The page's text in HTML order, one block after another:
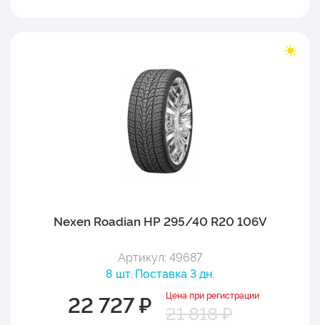
Nexen Roadian HP 295/40 R20 106V
Артикул: 49687
8 шт. Поставка 3 дн.
22 727 ₽ Цена при регистрации
21 818 ₽